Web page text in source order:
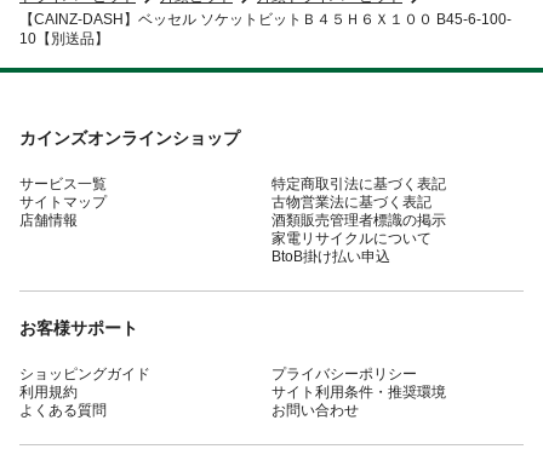
【CAINZ-DASH】ベッセル ソケットビットＢ４５Ｈ６Ｘ１００ B45-6-100-
10【別送品】
カインズオンラインショップ
サービス一覧
サイトマップ
店舗情報
特定商取引法に基づく表記
古物営業法に基づく表記
酒類販売管理者標識の掲示
家電リサイクルについて
BtoB掛け払い申込
お客様サポート
ショッピングガイド
利用規約
よくある質問
プライバシーポリシー
サイト利用条件・推奨環境
お問い合わせ